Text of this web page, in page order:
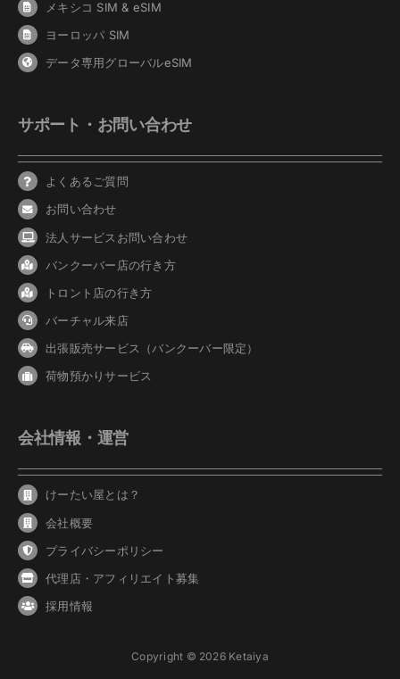
メキシコ SIM & eSIM
ヨーロッパ SIM
データ専用グローバルeSIM
サポート・お問い合わせ
よくあるご質問
お問い合わせ
法人サービスお問い合わせ
バンクーバー 店の行き方
トロント店の行き方
バーチャル来店
出張販売サービス（バンクーバー限定）
荷物預かりサービス
会社情報・運営
けーたい屋とは？
会社概要
プライバシーポリシー
代理店・アフィリエイト募集
採用情報
Copyright © 2026 Ketaiya